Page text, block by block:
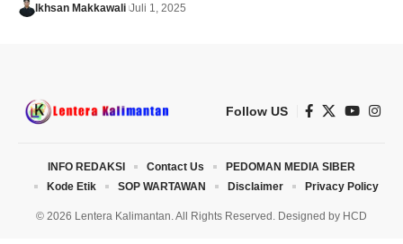
Ikhsan Makkawali Juli 1, 2025
Follow US
© 2026 Lentera Kalimantan. All Rights Reserved. Designed by HCD
INFO REDAKSI Contact Us
PEDOMAN MEDIA SIBER
Kode Etik
SOP WARTAWAN Disclaimer Privacy Policy